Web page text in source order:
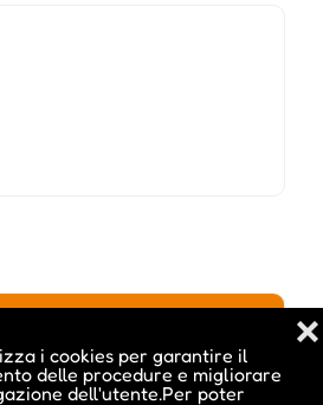
i cookies per garantire il
delle procedure e migliorare
dell'utente.Per poter
❌
ale inside